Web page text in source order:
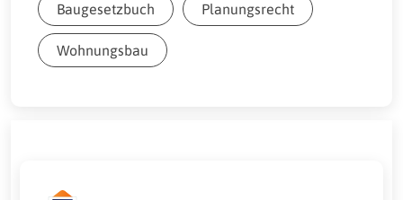
Baugesetzbuch Planungsrecht
Wohnungsbau